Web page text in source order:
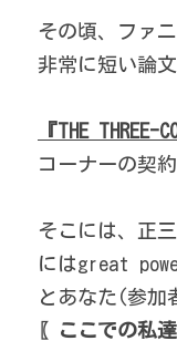
その頃、ファ
非常に短い論
『THE THREE-
コーナーの契
そこには、正
にはgreat
とあなた(参加
〖ここでの私